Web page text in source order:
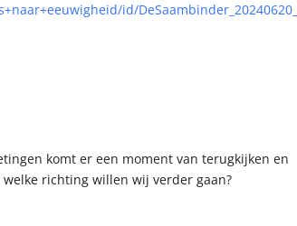
id/
komt er een moment van terugkijken en
richting willen wij verder gaan?